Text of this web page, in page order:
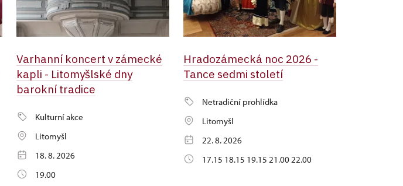
Varhanní koncert v zámecké
kapli - Litomyšlské dny
barokní tradice
Kulturní akce
Litomyšl
18. 8. 2026
19.00
Hradozámecká noc 2026 -
Tance sedmi století
Netradiční prohlídka
Litomyšl
22. 8. 2026
17.15 18.15 19.15 21.00 22.00